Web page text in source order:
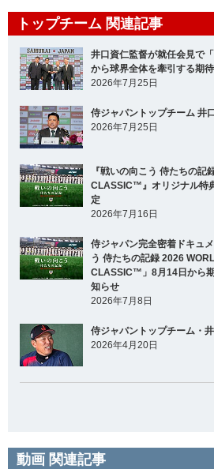
トップチーム 関連記事
井口資仁監督が就任会見で
から球界全体を牽引する期
2026年7月25日
侍ジャパントップチーム 井
2026年7月25日
『戦いの向こう 侍たちの
CLASSIC™』オリジナル特
定
2026年7月16日
侍ジャパン完全密着ドキュ
う 侍たちの記録 2026
CLASSIC™」8月14日から
知らせ
2026年7月8日
侍ジャパントップチーム・
2026年4月20日
動画 関連記事